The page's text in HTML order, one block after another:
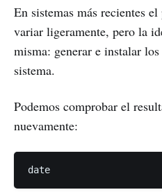
En sistemas más recientes
variar ligeramente, pero la
misma: generar e instalar los
sistema.
Podemos comprobar el
nuevamente: